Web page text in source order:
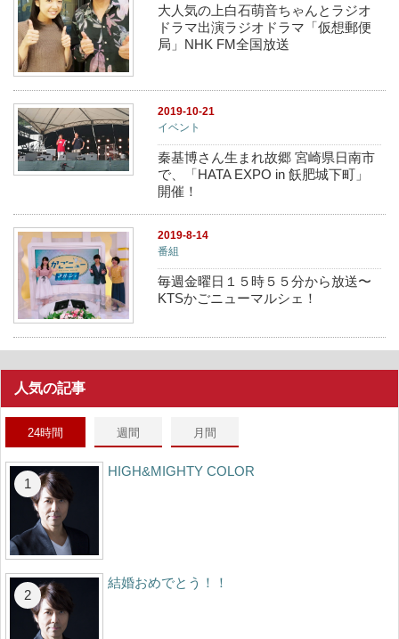
大人気の上白石萌音ちゃんとラジオ
ドラマ出演ラジオドラマ「仮想郵便
局」NHK FM全国放送
2019-10-21
イベント
秦基博さん生まれ故郷 宮崎県日南市
で、「HATA EXPO in 飫肥城下町」
開催！
2019-8-14
番組
毎週金曜日１５時５５分から放送〜
KTSかごニューマルシェ！
人気の記事
24時間 週間 月間
HIGH&MIGHTY COLOR
結婚おめでとう！！